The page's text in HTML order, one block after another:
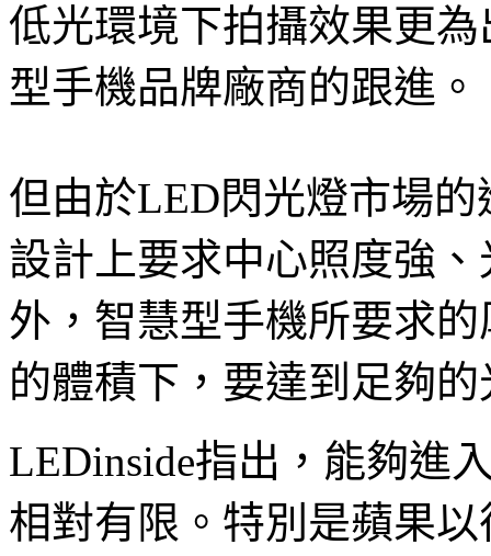
低光環境下拍攝效果更
型手機品牌廠商的跟進。
但由於LED閃光燈市場
設計上要求中心照度強
外，智慧型手機所要求
的體積下，要達到足夠
LEDinside指出，能夠進
相對有限。特別是蘋果